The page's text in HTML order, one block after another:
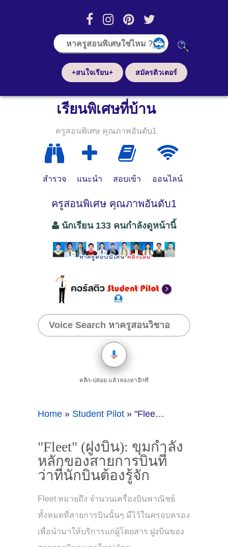
+สนใจเรียน+ สมัครติวเตอร์
เรียนพิเศษที่บ้าน
ครูสอนพิเศษ คุณภาพอันดับ1
สำรวจ แนะนำ สอบเข้า ออนไลน์
ครูสอนพิเศษ คุณภาพอันดับ1
นักเรียน 133 คนกำลังดูหน้านี้
คลิก-ปล่อย แล้วลองหาอีกที
Home » Student Pilot » "Fleet" (ฝูงบิน): ขุมกำลังหลักของสายการบินที่ว่าที่นักบินต้องรู้จัก
"Fleet" (ฝูงบิน): ขุมกำลัง
หลักของสายการบินที่
ว่าที่นักบินต้องรู้จัก
Fleet หมายถึง จำนวนเครื่องบินพาณิชย์
ทั้งหมดที่สายการบินนั้นๆ มีไว้ในครอบครอง
เพื่อนำมาให้บริการแก่ผู้โดยสาร ฝูงบินของ